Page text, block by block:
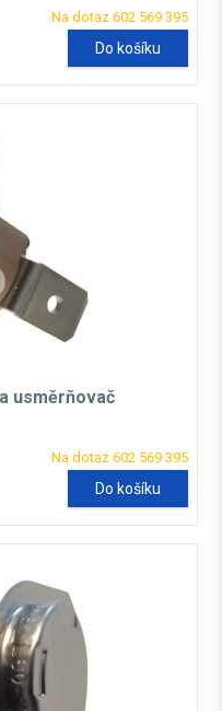
Na dotaz 602 569 395
Do košíku
usměrňovač
Na dotaz 602 569 395
Do košíku